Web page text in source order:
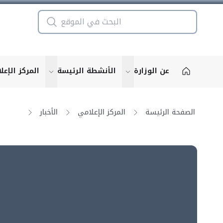
عن الوزارة show submenu for "More"
الأنشطة الرئيسة for "More"
المركز
الصفحة الرئيسة المركز الإعلامي الأخبار